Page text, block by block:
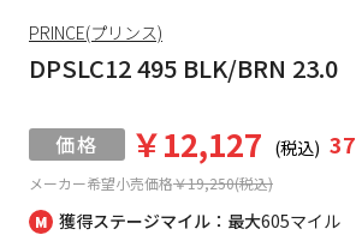
獲得ステージマイル：最大605マイル
DPSLC12 495 BLK/BRN 23.0
メーカー希望小売価格￥19,250(税込)
￥12,127 (税込) 37
PRINCE(プリンス)